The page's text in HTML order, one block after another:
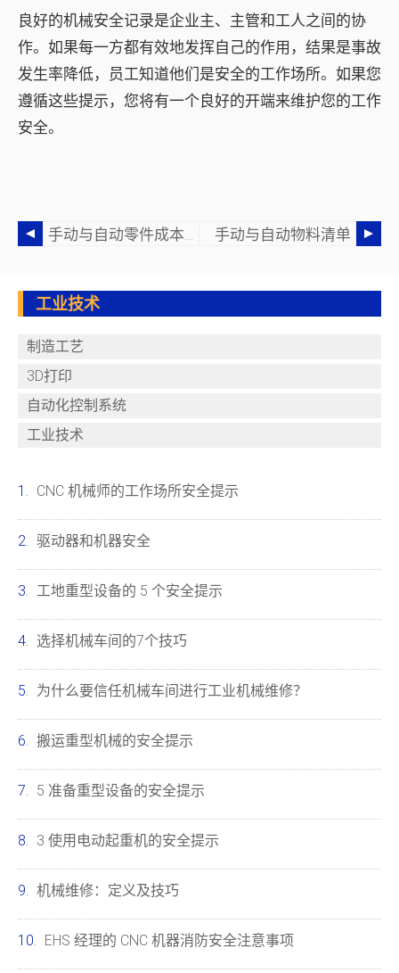
良好的机械安全记录是企业主、主管和工人之间的协
作。如果每一方都有效地发挥自己的作用，结果是事故
发生率降低，员工知道他们是安全的工作场所。如果您
遵循这些提示，您将有一个良好的开端来维护您的工作
安全。
手动与自动零件成本计算 手动与自动物料清单
工业技术
制造工艺
3D打印
自动化控制系统
工业技术
CNC 机械师的工作场所安全提示
驱动器和机器安全
工地重型设备的 5 个安全提示
选择机械车间的7个技巧
为什么要信任机械车间进行工业机械维修？
搬运重型机械的安全提示
5 准备重型设备的安全提示
3 使用电动起重机的安全提示
机械维修：定义及技巧
EHS 经理的 CNC 机器消防安全注意事项